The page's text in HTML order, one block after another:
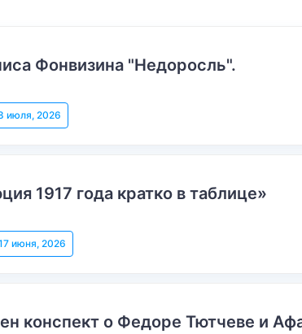
Фонвизина "Недоросль".
июля, 2026
1917 года кратко в таблице»
июня, 2026
конспект о Федоре Тютчеве и